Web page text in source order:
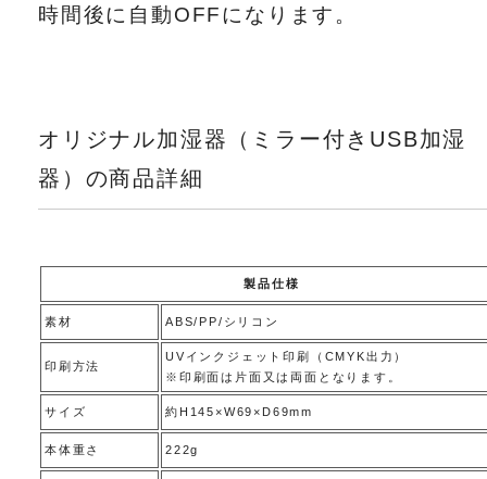
時間後に自動OFFになります。
オリジナル加湿器（ミラー付きUSB加湿
器）の商品詳細
製品仕様
素材 ABS/PP/シリコン
印刷方法
UVインクジェット印刷（CMYK出力）
※印刷面は片面又は両面となります。
サイズ 約H145×W69×D69mm
本体重さ 222g